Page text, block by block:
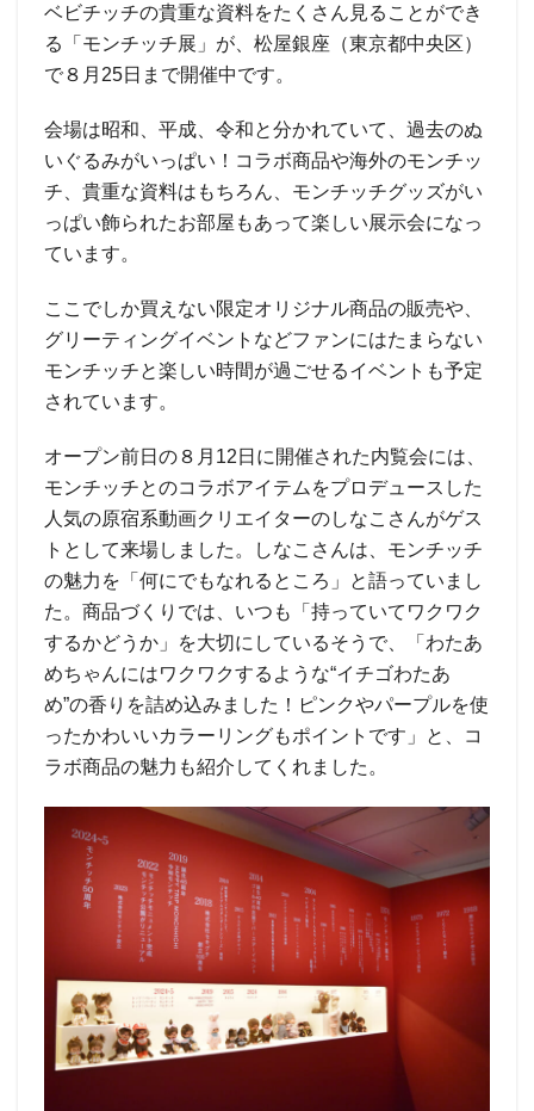
ベビチッチの貴重な資料をたくさん見ることができ
る「モンチッチ展」が、松屋銀座（東京都中央区）
で８月25日まで開催中です。
会場は昭和、平成、令和と分かれていて、過去のぬ
いぐるみがいっぱい！コラボ商品や海外のモンチッ
チ、貴重な資料はもちろん、モンチッチグッズがい
っぱい飾られたお部屋もあって楽しい展示会になっ
ています。
ここでしか買えない限定オリジナル商品の販売や、
グリーティングイベントなどファンにはたまらない
モンチッチと楽しい時間が過ごせるイベントも予定
されています。
オープン前日の８月12日に開催された内覧会には、
モンチッチとのコラボアイテムをプロデュースした
人気の原宿系動画クリエイターのしなこさんがゲス
トとして来場しました。しなこさんは、モンチッチ
の魅力を「何にでもなれるところ」と語っていまし
た。商品づくりでは、いつも「持っていてワクワク
するかどうか」を大切にしているそうで、「わたあ
めちゃんにはワクワクするような“イチゴわたあ
め”の香りを詰め込みました！ピンクやパープルを使
ったかわいいカラーリングもポイントです」と、コ
ラボ商品の魅力も紹介してくれました。